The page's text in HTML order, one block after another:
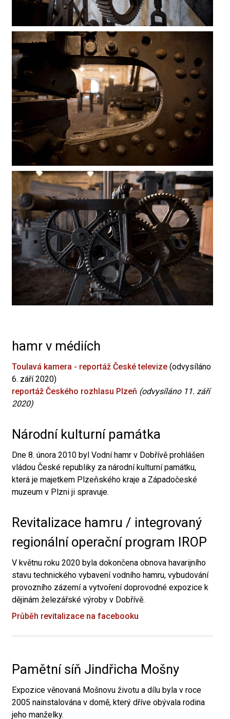
hamr v médiích
Toulavá kamera - reportáž České televize (odvysíláno
6. září 2020)
reportáž Českého rozhlasu Plzeň (odvysíláno 11. září
2020)
Národní kulturní památka
Dne 8. února 2010 byl Vodní hamr v Dobřívě prohlášen
vládou České republiky za národní kulturní památku,
která je majetkem Plzeňského kraje a Západočeské
muzeum v Plzni ji spravuje.
Revitalizace hamru / integrovaný
regionální operační program IROP
V květnu roku 2020 byla dokončena obnova havarijního
stavu technického vybavení vodního hamru, vybudování
provozního zázemí a vytvoření doprovodné expozice k
dějinám železářské výroby v Dobřívě.
Průběh revitalizace na facebooku
Pamětní síň Jindřicha Mošny
Expozice věnovaná Mošnovu životu a dílu byla v roce
2005 nainstalována v domě, který dříve obývala rodina
jeho manželky.